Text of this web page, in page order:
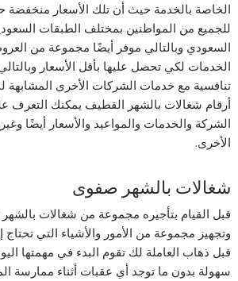
الخاصة بالخدمة حيث أن تلك الأسعار منخفضة
للجميع من المواطنين بمختلف الطبقات
السعودي وبالتالي موفر أيضًا مجموعة من
الخدمات لكي تحصل عليها بأقل الأسعار وبالتالي
تنافسية مع خدمات الشركات الأخرى المشابهة
أرقام شغالات بالشهر القطيف يمكنك التعرف
الشركة والخدمات والمواعيد والأسعار أيضًا
الأخرى.
شغالات بالشهر صفوى
قبل القيام بتأجيره مجموعة من شغالات بالشهر
وتجهيز مجموعة من الأمور والأشياء التي
قبل ذهاب العاملة لك تقوم البدء في مهمتها
سهولة بدون ما توجد أي عقبات أثناء ممارسة